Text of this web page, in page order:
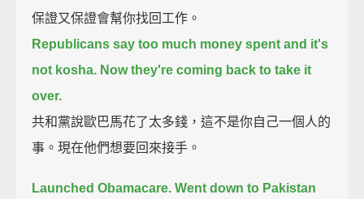
保證又保證會幫你找回工作。
Republicans say too much money spent and it's
not kosha. Now they're coming back to take it
over.
共和黨說歐巴馬花了太多錢，這不是你自己一個人的
事。現在他們想要回來接手。
Launched Obamacare. Went down to Pakistan